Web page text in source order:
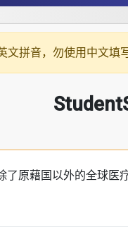
文拼音，勿使用中文填
了原藉国以外的全球医